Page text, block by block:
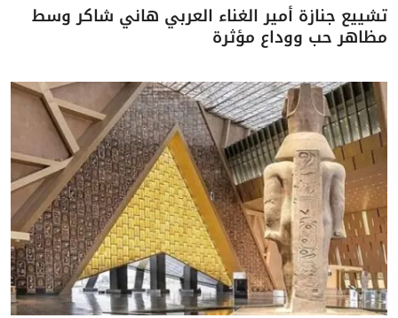
تشييع جنازة أمير الغناء العربي هاني شاكر وسط
مظاهر حب ووداع مؤثرة